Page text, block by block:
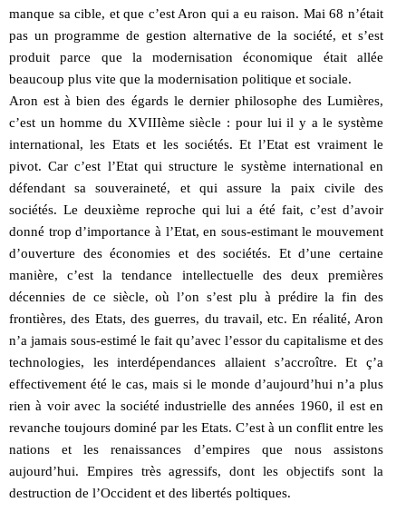
manque sa cible, et que c’est Aron qui a eu raison. Mai 68 n’était
pas un programme de gestion alternative de la société, et s’est
produit parce que la modernisation économique était allée
beaucoup plus vite que la modernisation politique et sociale.
Aron est à bien des égards le dernier philosophe des Lumières,
c’est un homme du XVIIIème siècle : pour lui il y a le système
international, les Etats et les sociétés. Et l’Etat est vraiment le
pivot. Car c’est l’Etat qui structure le système international en
défendant sa souveraineté, et qui assure la paix civile des
sociétés. Le deuxième reproche qui lui a été fait, c’est d’avoir
donné trop d’importance à l’Etat, en sous-estimant le mouvement
d’ouverture des économies et des sociétés. Et d’une certaine
manière, c’est la tendance intellectuelle des deux premières
décennies de ce siècle, où l’on s’est plu à prédire la fin des
frontières, des Etats, des guerres, du travail, etc. En réalité, Aron
n’a jamais sous-estimé le fait qu’avec l’essor du capitalisme et des
technologies, les interdépendances allaient s’accroître. Et ç’a
effectivement été le cas, mais si le monde d’aujourd’hui n’a plus
rien à voir avec la société industrielle des années 1960, il est en
revanche toujours dominé par les Etats. C’est à un conflit entre les
nations et les renaissances d’empires que nous assistons
aujourd’hui. Empires très agressifs, dont les objectifs sont la
destruction de l’Occident et des libertés poltiques.